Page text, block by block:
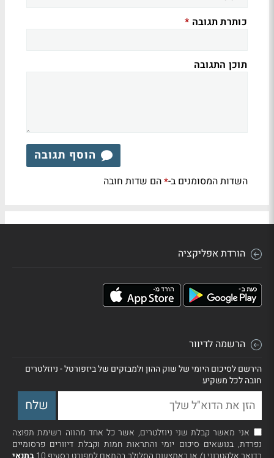
כותרת תגובה *
תוכן התגובה
הוסף תגובה
השדות המסומנים ב-*הם שדות חובה
הורדת אפליקציה
הרשמה לדיוור
הירשם לסיכום היומי של שוק ההון ולמבזקים של ביזפורטל - ניוזלטרים
חובה לכל משקיע
אני מאשר קבלת שני ניוזלטרים, אשר כל אחד מהווה רשימת תפוצה
נפרדת, בנושאים סיכום יומי והתראות חמות וקבלת דיוורים פרסומיים